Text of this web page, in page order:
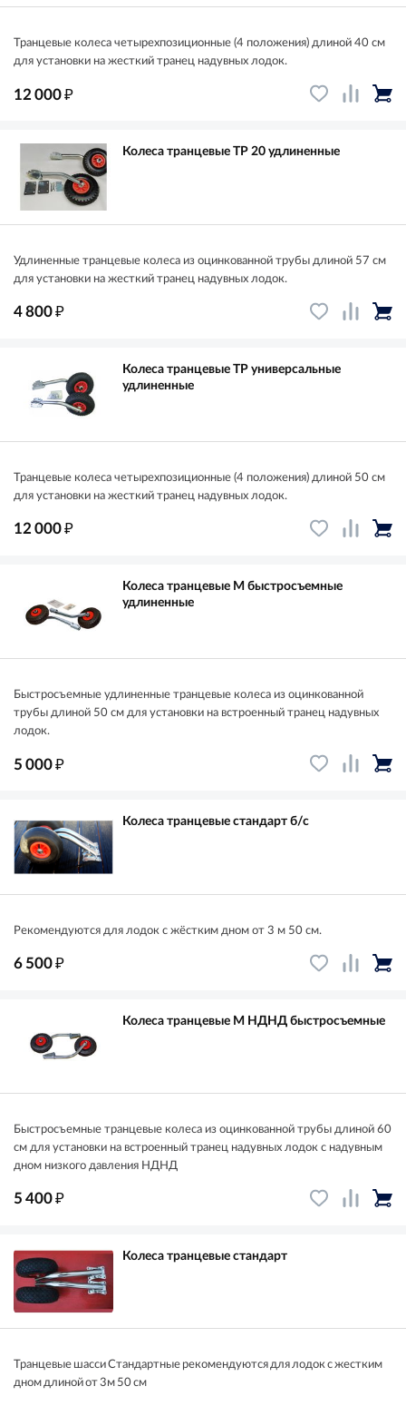
Транцевые колеса четырехпозиционные (4 положения) длиной 40 см
для установки на жесткий транец надувных лодок.
12 000₽
Колеса транцевые ТР 20 удлиненные
Удлиненные транцевые колеса из оцинкованной трубы длиной 57 см
для установки на жесткий транец надувных лодок.
4 800₽
Колеса транцевые ТР универсальные
удлиненные
Транцевые колеса четырехпозиционные (4 положения) длиной 50 см
для установки на жесткий транец надувных лодок.
12 000₽
Колеса транцевые М быстросъемные
удлиненные
Быстросъемные удлиненные транцевые колеса из оцинкованной
трубы длиной 50 см для установки на встроенный транец надувных
лодок.
5 000₽
Колеса транцевые стандарт б/с
Рекомендуются для лодок с жёстким дном от 3 м 50 см.
6 500₽
Колеса транцевые М НДНД быстросъемные
Быстросъемные транцевые колеса из оцинкованной трубы длиной 60
см для установки на встроенный транец надувных лодок с надувным
дном низкого давления НДНД
5 400₽
Колеса транцевые стандарт
Транцевые шасси Стандартные рекомендуются для лодок с жестким
дном длиной от 3м 50 см